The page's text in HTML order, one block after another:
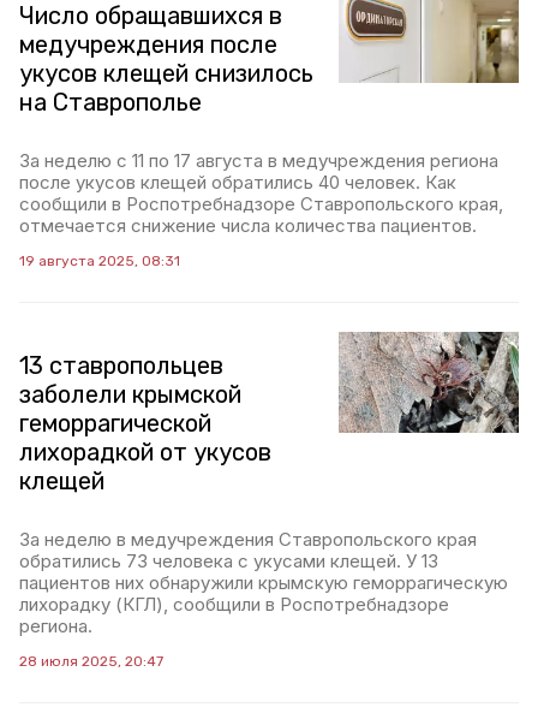
Число обращавшихся в
медучреждения после
укусов клещей снизилось
на Ставрополье
За неделю с 11 по 17 августа в медучреждения региона
после укусов клещей обратились 40 человек. Как
сообщили в Роспотребнадзоре Ставропольского края,
отмечается снижение числа количества пациентов.
19 августа 2025, 08:31
13 ставропольцев
заболели крымской
геморрагической
лихорадкой от укусов
клещей
За неделю в медучреждения Ставропольского края
обратились 73 человека с укусами клещей. У 13
пациентов них обнаружили крымскую геморрагическую
лихорадку (КГЛ), сообщили в Роспотребнадзоре
региона.
28 июля 2025, 20:47